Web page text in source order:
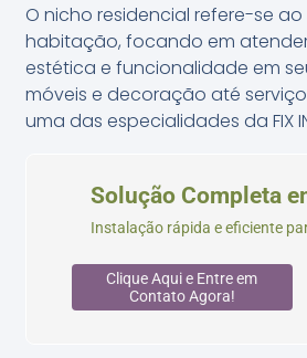
O nicho residencial refere-se
habitação, focando em
estética e funcionalidade em
móveis e decoração até
uma das especialidades da FIX
Solução Completa
Instalação rápida e eficiente
Clique Aqui e Entre em
Contato Agora!